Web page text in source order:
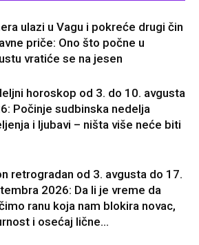
ulazi u Vagu i pokreće drugi čin
priče: Ono što počne u
vratiće se na jesen
horoskop od 3. do 10. avgusta
Počinje sudbinska nedelja
i ljubavi – ništa više neće biti
retrogradan od 3. avgusta do 17.
2026: Da li je vreme da
ranu koja nam blokira novac,
i osećaj lične...